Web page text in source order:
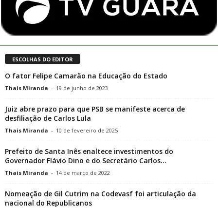
ESCOLHAS DO EDITOR
O fator Felipe Camarão na Educação do Estado
Thais Miranda - 19 de junho de 2023
Juiz abre prazo para que PSB se manifeste acerca de
desfiliação de Carlos Lula
Thais Miranda - 10 de fevereiro de 2025
Prefeito de Santa Inês enaltece investimentos do
Governador Flávio Dino e do Secretário Carlos...
Thais Miranda - 14 de março de 2022
Nomeação de Gil Cutrim na Codevasf foi articulação da
nacional do Republicanos